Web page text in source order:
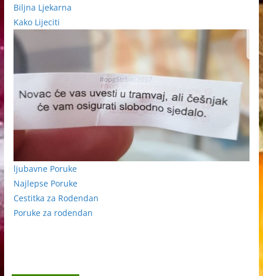
Biljna Ljekarna
Kako Lijeciti
ljubavne Poruke
Najlepse Poruke
Cestitka za Rodendan
Poruke za rodendan